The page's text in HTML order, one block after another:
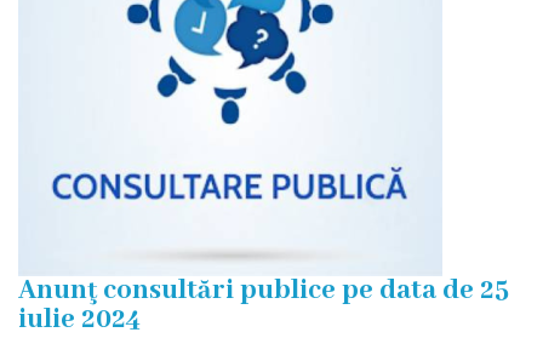
Primăriei
primarului
Rapoartele
primarului
Anunţ consultări publice pe data de 25
iulie 2024